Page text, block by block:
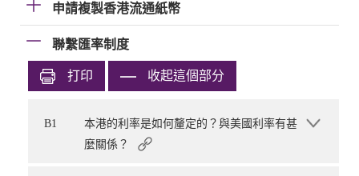
申請複製香港流通紙幣
聯繫匯率制度
打印 收起這個部分
B1
本港的利率是如何釐定的？與美國利率有甚
麼關係？